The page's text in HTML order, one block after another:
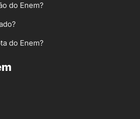
do Enem?
do Enem?